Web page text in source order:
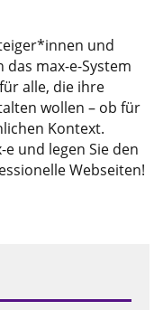
und
max-e-System
alle, die ihre
wollen – ob für
Kontext.
und legen Sie den
Webseiten!